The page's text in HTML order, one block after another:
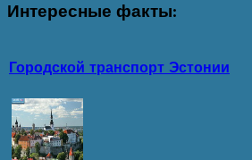
Интересные факты:
Городской транспорт Эстонии